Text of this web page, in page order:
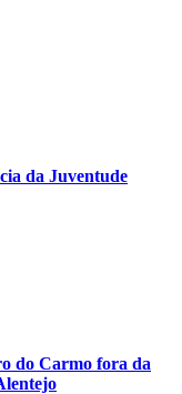
da Juventude
do Carmo fora da